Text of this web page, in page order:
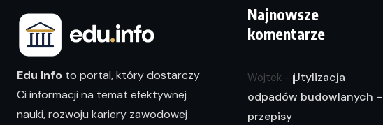
Edu Info to portal, który dostarczy
Ci informacji na temat efektywnej
nauki, rozwoju kariery zawodowej
Najnowsze
komentarze
Wojtek - Utylizacja
odpadów budowlanych –
przepisy